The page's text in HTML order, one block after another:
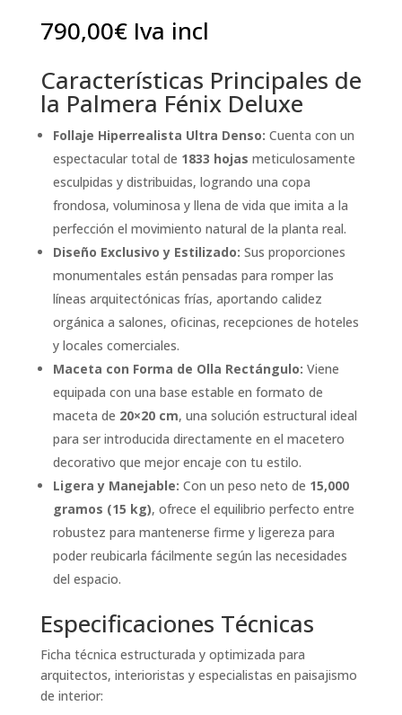
790,00€ Iva incl
Características Principales de
la Palmera Fénix Deluxe
Follaje Hiperrealista Ultra Denso: Cuenta con un
espectacular total de 1833 hojas meticulosamente
esculpidas y distribuidas, logrando una copa
frondosa, voluminosa y llena de vida que imita a la
perfección el movimiento natural de la planta real.
Diseño Exclusivo y Estilizado: Sus proporciones
monumentales están pensadas para romper las
líneas arquitectónicas frías, aportando calidez
orgánica a salones, oficinas, recepciones de hoteles
y locales comerciales.
Maceta con Forma de Olla Rectángulo: Viene
equipada con una base estable en formato de
maceta de 20×20 cm, una solución estructural ideal
para ser introducida directamente en el macetero
decorativo que mejor encaje con tu estilo.
Ligera y Manejable: Con un peso neto de 15,000
gramos (15 kg), ofrece el equilibrio perfecto entre
robustez para mantenerse firme y ligereza para
poder reubicarla fácilmente según las necesidades
del espacio.
Especificaciones Técnicas
Ficha técnica estructurada y optimizada para
arquitectos, interioristas y especialistas en paisajismo
de interior: